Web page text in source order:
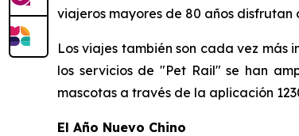
viajeros mayores de 80 años
Los viajes también son cada vez más
los servicios de "Pet Rail" se han
mascotas a través de la aplicación
El Año Nuevo Chino